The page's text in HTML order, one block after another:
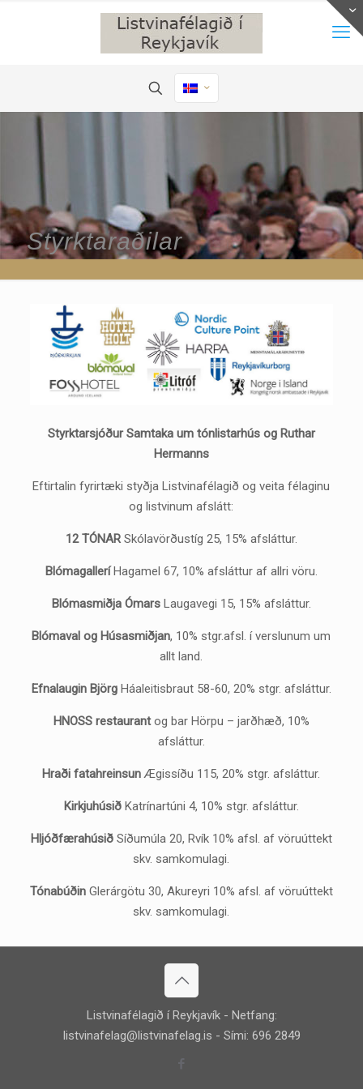
Styrktaraðilar
Styrktarsjóður Samtaka um tónlistarhús og Ruthar
Hermanns
Eftirtalin fyrirtæki styðja Listvinafélagið og veita félaginu
og listvinum afslátt:
12 TÓNARSkólavörðustíg 25, 15% afsláttur.
BlómagalleríHagamel 67, 10% afsláttur af allri vöru.
Blómasmiðja ÓmarsLaugavegi 15, 15% afsláttur.
Blómaval og Húsasmiðjan, 10% stgr.afsl. í verslunum um
allt land.
Efnalaugin BjörgHáaleitisbraut 58-60, 20% stgr. afsláttur.
HNOSS restaurantog bar Hörpu – jarðhæð, 10%
afsláttur.
Hraði fatahreinsunÆgissíðu 115, 20% stgr. afsláttur.
KirkjuhúsiðKatrínartúni 4, 10% stgr. afsláttur.
HljóðfærahúsiðSíðumúla 20, Rvík 10% afsl. af vöruúttekt
skv. samkomulagi.
TónabúðinGlerárgötu 30, Akureyri 10% afsl. af vöruúttekt
skv. samkomulagi.
Listvinafélagið í Reykjavík - Netfang:
listvinafelag@listvinafelag.is - Sími: 696 2849